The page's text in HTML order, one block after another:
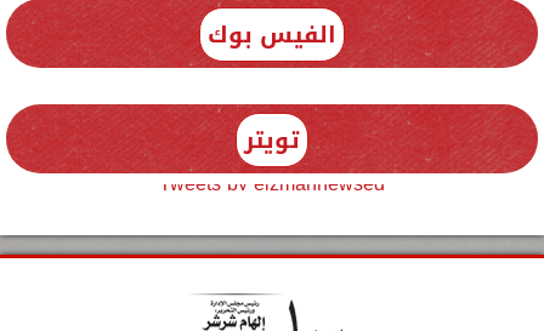
الفيس بوك
تويتر
Tweets by elzmannewseg